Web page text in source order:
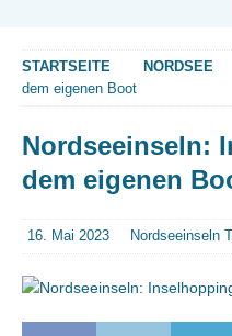
STARTSEITE NORDSEE
dem eigenen Boot
Nordseeinseln:
dem eigenen
16. Mai 2023 Nordseeinseln